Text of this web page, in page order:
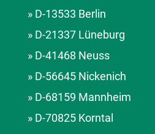
» D-13533 Berlin
» D-21337 Lüneburg
» D-41468 Neuss
» D-56645 Nickenich
» D-68159 Mannheim
» D-70825 Korntal